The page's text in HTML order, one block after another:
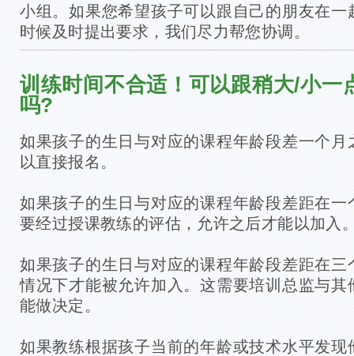
小组。如果您希望孩子可以跟自己的朋友在
时候及时提出要求，我们尽力帮您协调。
训练时间不合适！可以跟稍大/小一
吗?
如果孩子的生日与对应的课程年龄段差一个
以直接报名。
如果孩子的生日与对应的课程年龄段差距在
要经过授课教练的评估，允许之后才能以加入
如果孩子的生日与对应的课程年龄段差距在
情况下才能被允许加入。这需要培训总监与
能做决定。
如果教练根据孩子当前的年龄或技术水平发